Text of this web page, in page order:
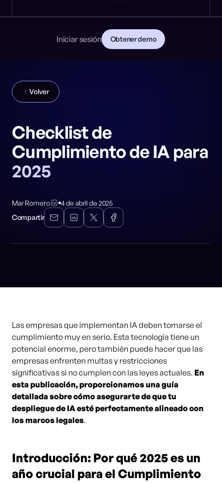
Descarga la guía para CISOs
Iniciar sesión Obtener demo
Volver
Checklist de
Cumplimiento de IA para
2025
Mar Romero
4 de abril de 2025
Compartir
Las empresas que implementan IA deben tomarse el
cumplimiento muy en serio. Esta tecnología tiene un
potencial enorme, pero también puede hacer que las
empresas enfrenten multas y restricciones
significativas si no cumplen con las leyes actuales. En
esta publicación, proporcionamos una guía
detallada sobre cómo asegurarte de que tu
despliegue de IA esté perfectamente alineado con
los marcos legales.
Introducción: Por qué 2025 es un
año crucial para el Cumplimiento